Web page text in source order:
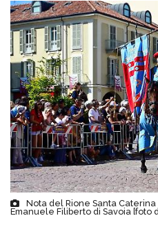
Nota del Rione Santa
Emanuele Filiberto di Savoia [foto